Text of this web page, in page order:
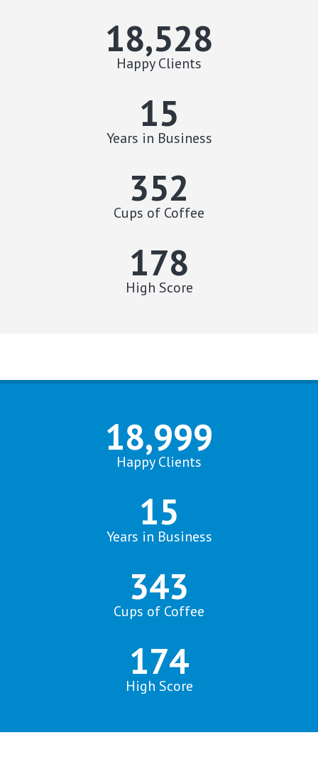
18,891
Happy Clients
15
Years in Business
352
Cups of Coffee
178
High Score
19,000+
Happy Clients
15
Years in Business
350
Cups of Coffee
177
High Score